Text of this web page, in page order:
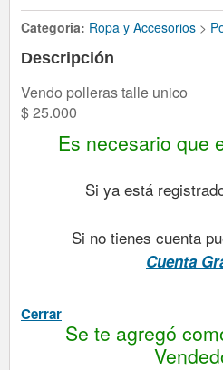
Categoria: Ropa y Accesorios >
Descripción
Vendo polleras talle unico
$ 25.000
Es necesario que
Si ya está
Si no tienes cuenta
Cuenta
Cerrar
Se te agregó